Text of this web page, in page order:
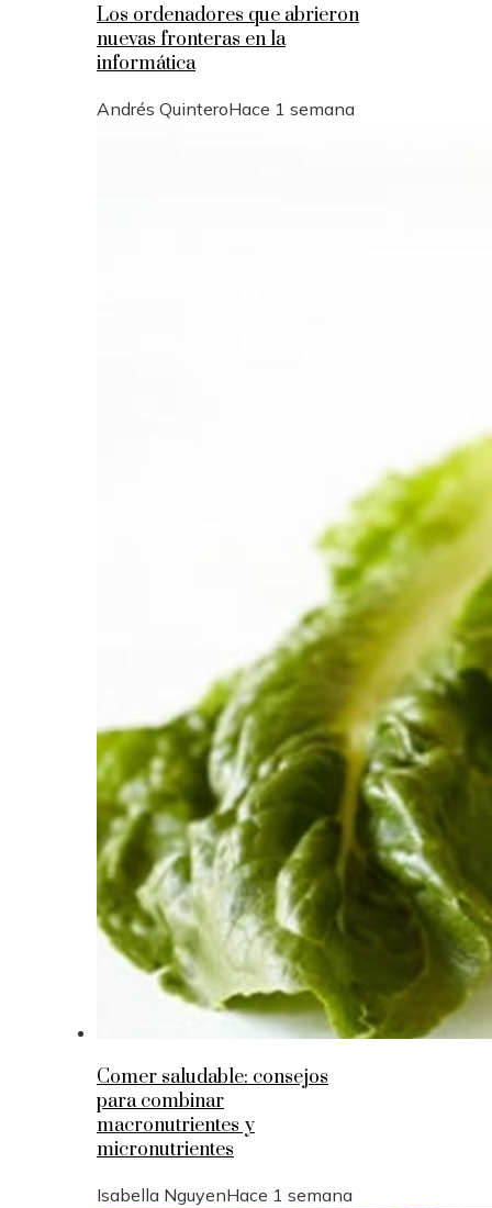
Los ordenadores que abrieron
nuevas fronteras en la
informática
Andrés QuinteroHace 1 semana
Comer saludable: consejos
para combinar
macronutrientes y
micronutrientes
Isabella NguyenHace 1 semana